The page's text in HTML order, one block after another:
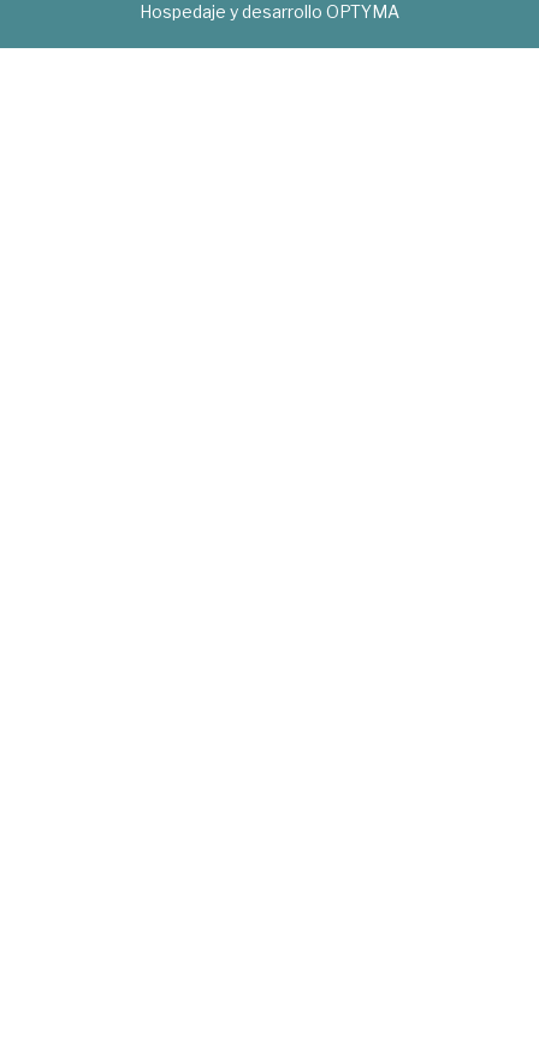
Hospedaje y desarrollo OPTYMA